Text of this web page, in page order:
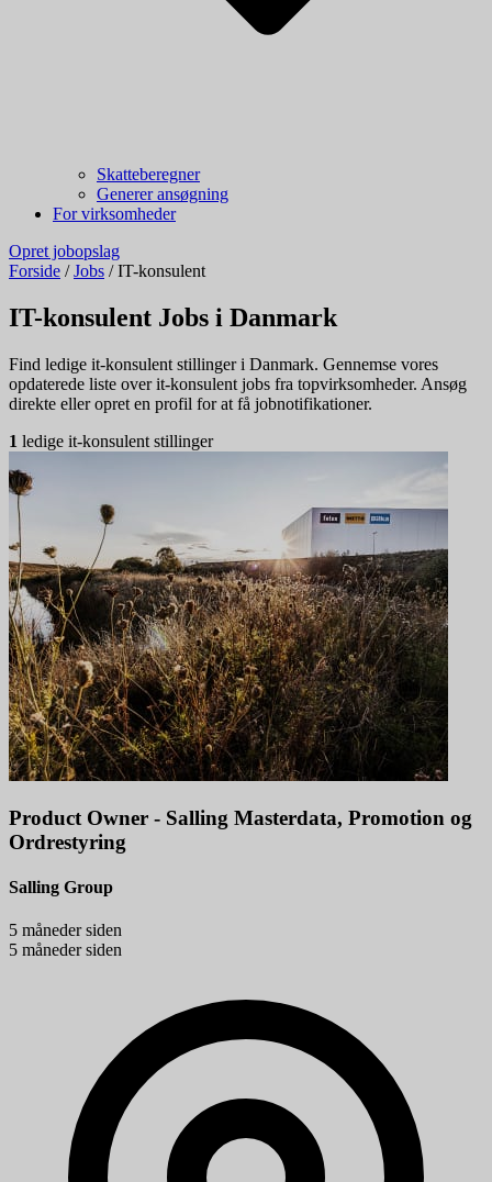
Skatteberegner
Generer ansøgning
For virksomheder
Opret jobopslag
Forside / Jobs / IT-konsulent
IT-konsulent Jobs i Danmark
Find ledige it-konsulent stillinger i Danmark. Gennemse vores
opdaterede liste over it-konsulent jobs fra topvirksomheder. Ansøg
direkte eller opret en profil for at få jobnotifikationer.
1 ledige it-konsulent stillinger
Product Owner - Salling Masterdata, Promotion og
Ordrestyring
Salling Group
5 måneder siden
5 måneder siden